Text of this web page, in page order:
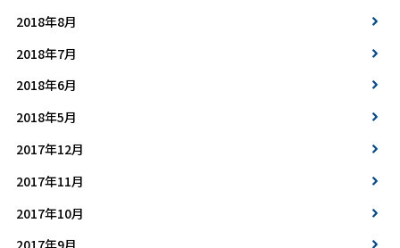
2018年8月
2018年7月
2018年6月
2018年5月
2017年12月
2017年11月
2017年10月